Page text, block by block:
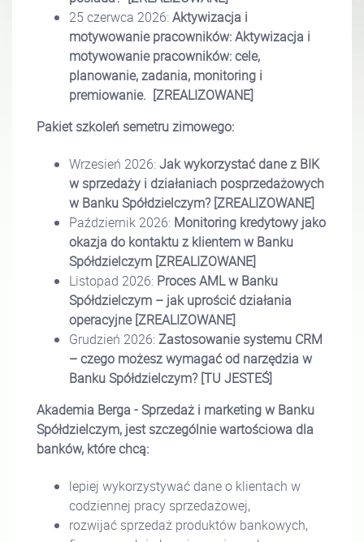
25 czerwca 2026:Aktywizacja i
motywowanie pracowników: Aktywizacja i
motywowanie pracowników: cele,
planowanie, zadania, monitoring i
premiowanie. [ZREALIZOWANE]
Pakiet szkoleń semetru zimowego:
Wrzesień 2026:Jak wykorzystać dane z BIK
w sprzedaży i działaniach posprzedażowych
w Banku Spółdzielczym? [ZREALIZOWANE]
Październik 2026: Monitoring kredytowy jako
okazja do kontaktu z klientem w Banku
Spółdzielczym [ZREALIZOWANE]
Listopad 2026: Proces AML w Banku
Spółdzielczym – jak uprościć działania
operacyjne [ZREALIZOWANE]
Grudzień 2026:Zastosowanie systemu CRM
– czego możesz wymagać od narzędzia w
Banku Spółdzielczym? [TU JESTEŚ]
Akademia Berga - Sprzedaż i marketing w Banku
Spółdzielczym, jest szczególnie wartościowa dla
banków, które chcą:
lepiej wykorzystywać dane o klientach w
codziennej pracy sprzedażowej,
rozwijać sprzedaż produktów bankowych,